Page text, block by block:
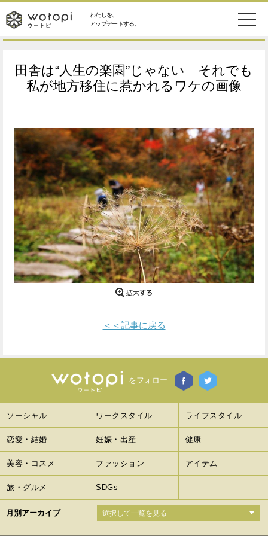
わたしを、
アップデートする。
wotopi
ウ
ー
ト
ピ
美容・コスメ 妊娠・出産
健康 ワークスタイル
ライフスタイル ファッション
ソーシャル SDGs
アイテム
検
索
ウートピとは？
ェ
ア
す
ェ
ア
す
る
田舎は“人生の楽園”じゃない それでも
私が地方移住に惹かれるワケの画像
＜＜記事に戻る
をフォロー
ソーシャル ワークスタイル ライフスタイル
恋愛・結婚 妊娠・出産 健康
美容・コスメ ファッション アイテム
旅・グルメ SDGs
月別アーカイブ